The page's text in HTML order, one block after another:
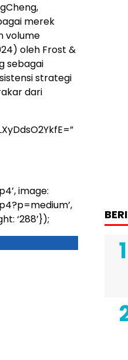
merek
volume
oleh Frost &
sebagai
strategi
dari
image:
‘288’});